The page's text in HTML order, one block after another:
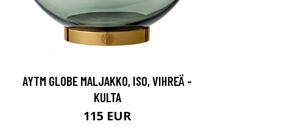
AYTM GLOBE MALJAKKO, ISO, VIHREÄ -
KULTA
115 EUR